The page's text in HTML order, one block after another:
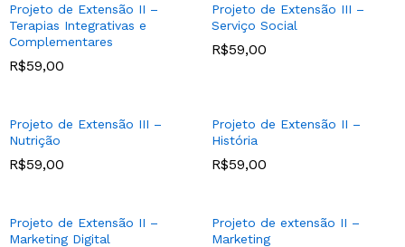
Projeto de Extensão II –
Terapias Integrativas e
Complementares
R$59,00
Projeto de Extensão III –
Serviço Social
R$59,00
Projeto de Extensão III –
Nutrição
R$59,00
Projeto de Extensão II –
História
R$59,00
Projeto de Extensão II –
Marketing Digital
Projeto de extensão II –
Marketing